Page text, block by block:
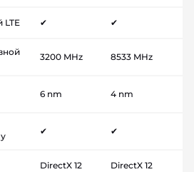
LTE ✔ ✔
3200 MHz 8533 MHz
6 nm 4 nm
✔ ✔
DirectX 12 DirectX 12